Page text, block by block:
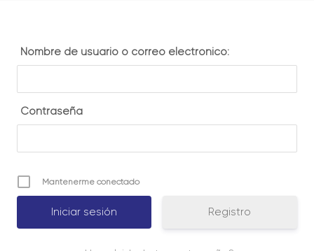
Nombre de usuario o correo electrónico:
Contraseña
Mantenerme conectado
Registro